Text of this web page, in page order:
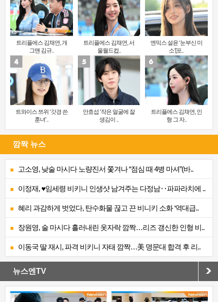
트리플에스 김채연, 개
그맨 김규..
트리플에스 김채연, 서
울월드컵..
엔믹스 설윤 ‘눈부신 미
소’[포..
트와이스 쯔위 ‘갓경 쓴
훈녀’..
안효섭 ‘작은 얼굴에 잘
생김이 ..
트리플에스 김채연, 인
형 그 자..
깜짝 뉴스
고소영, 낮술 마시다 노량진서 쫓겨나 “점심 때 4병 마셔”(바..
이정재, ♥임세령 비키니 인생샷 남겨주는 다정남‥파파라치에 ..
혜리 과감하게 벗었다, 탄수화물 끊고 끈 비니키 소화 ‘역대급..
장원영, 술 마시다 흘러내린 옷자락 깜짝…리즈 갱신한 인형 비..
이동국 딸 재시, 파격 비키니 자태 깜짝…美 명문대 합격 후 리..
뉴스엔TV